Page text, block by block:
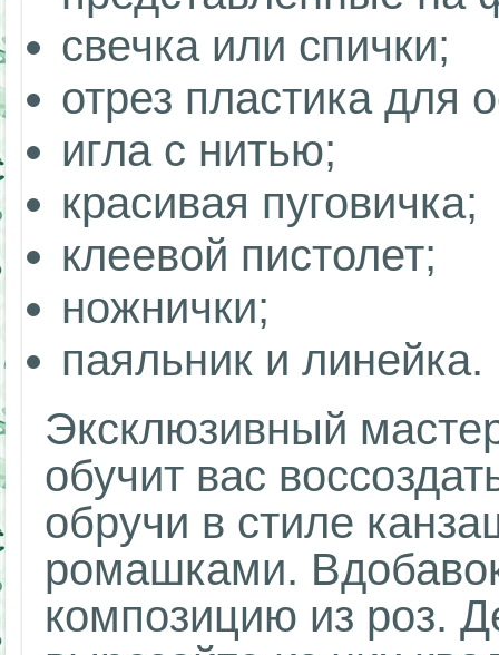
свечка или спички;
отрез пластика для
игла с нитью;
красивая пуговичка;
клеевой пистолет;
ножнички;
паяльник и линейка.
Эксклюзивный
обучит вас
обручи в стиле
ромашками.
композицию из роз.